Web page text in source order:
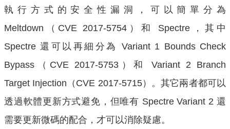
執行方式的安全性漏洞，可以簡單分為
Meltdown（CVE 2017-5754）和 Spectre，其中
Spectre 還可以再細分為 Variant 1 Bounds Check
Bypass（CVE 2017-5753）和 Variant 2 Branch
Target Injection（CVE 2017-5715）。其它兩者都可以
透過軟體更新方式避免，但唯有 Spectre Variant 2 還
需要更新微碼的配合，才可以消除疑慮。